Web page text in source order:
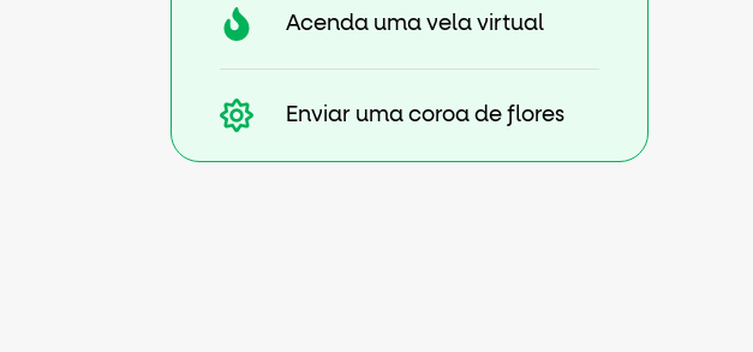
Acenda uma vela virtual
Enviar uma coroa de flores